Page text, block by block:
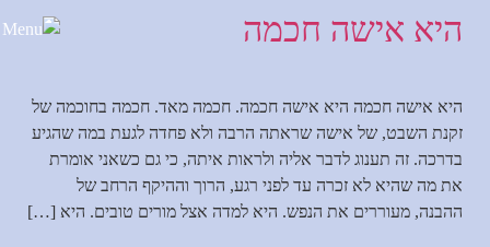
לתוכןהיא אישה חכמה
היא אישה חכמה היא אישה חכמה. חכמה מאד. חכמה בחוכמה של
זקנת השבט, של אישה שראתה הרבה ולא פחדה לגעת במה שהגיע
בדרכה. זה תענוג לדבר אליה ולראות איתה, כי גם כשאני אומרת
את מה שהיא לא זכרה עד לפני רגע, הרוך וההיקף הרחב של
ההבנה, מעוררים את הנפש. היא למדה אצל מורים טובים. היא […]